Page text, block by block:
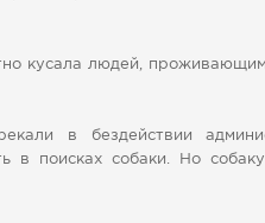
кусала людей,
в бездействии
в поисках собаки. Но